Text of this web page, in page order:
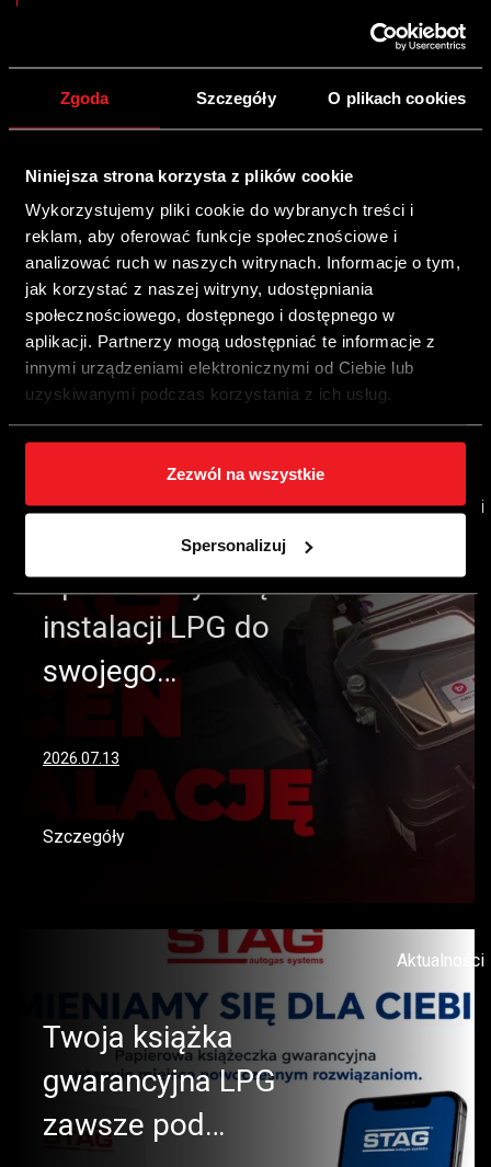
Zgoda Szczegóły O plikach cookies
Niniejsza strona korzysta z plików cookie
Wykorzystujemy pliki cookie do wybranych treści i
reklam, aby oferować funkcje społecznościowe i
analizować ruch w naszych witrynach. Informacje o tym,
jak korzystać z naszej witryny, udostępniania
społecznościowego, dostępnego i dostępnego w
aplikacji. Partnerzy mogą udostępniać te informacje z
innymi urządzeniami elektronicznymi od Ciebie lub
uzyskiwanymi podczas korzystania z ich usług.
Zezwól na wszystkie
Spersonalizuj
Paradoksalnie im wyższe ceny paliw, tym montaż LPG
opłaca się bardziej. Na opłacalność konwersji silnika na
miesięczny koszt paliwa, ale także czas, w którym koszt
montażu instalacji się zwraca. Z tego powodu warto
montować instalacje właśnie wtedy, kiedy paliwa są
najdroższe.
Poprzedni wpis Następny wpis
aktualności
Przeczytaj również
Aktualności
Sprawdź wycenę
instalacji LPG do
swojego…
2026.07.13
Szczegóły
Aktualności
Twoja książka
gwarancyjna LPG
zawsze pod…